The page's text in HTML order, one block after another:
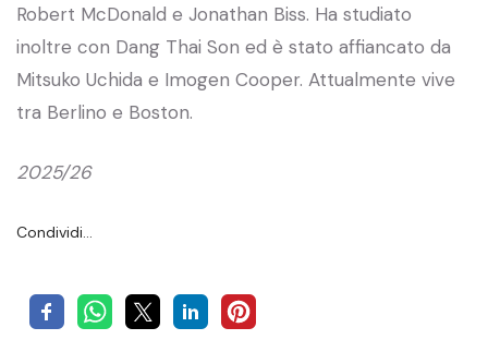
Robert McDonald e Jonathan Biss. Ha studiato
inoltre con Dang Thai Son ed è stato affiancato da
Mitsuko Uchida e Imogen Cooper. Attualmente vive
tra Berlino e Boston.
2025/26
Condividi…